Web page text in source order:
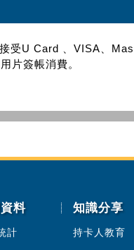
受U Card 、VISA、
片簽帳消費。
料
計
知識分享
持卡人教育